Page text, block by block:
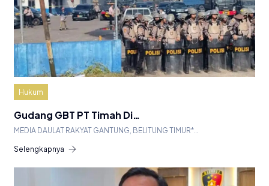
Hukum
Gudang GBT PT Timah Di…
MEDIA DAULAT RAKYAT GANTUNG, BELITUNG TIMUR*…
Selengkapnya